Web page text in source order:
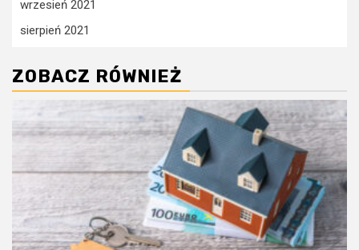
wrzesień 2021
sierpień 2021
ZOBACZ RÓWNIEŻ